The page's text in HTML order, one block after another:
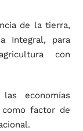
de la tierra,
Integral, para
con
economías
factor de